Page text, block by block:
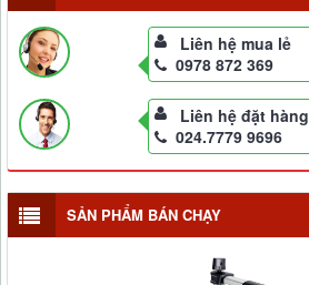
Liên hệ mua lẻ
0978 872 369
Liên hệ đặt hàng
024.7779 9696
SẢN PHẨM BÁN CHẠY